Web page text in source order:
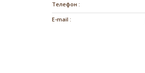
Телефон :
E-mail :